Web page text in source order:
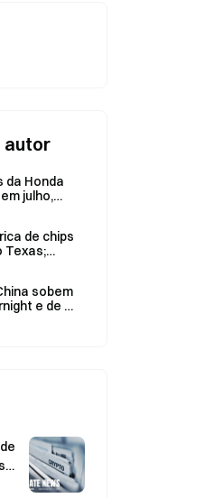
autor
da Honda
julho,
de chips
Texas;
sobem
e de 7